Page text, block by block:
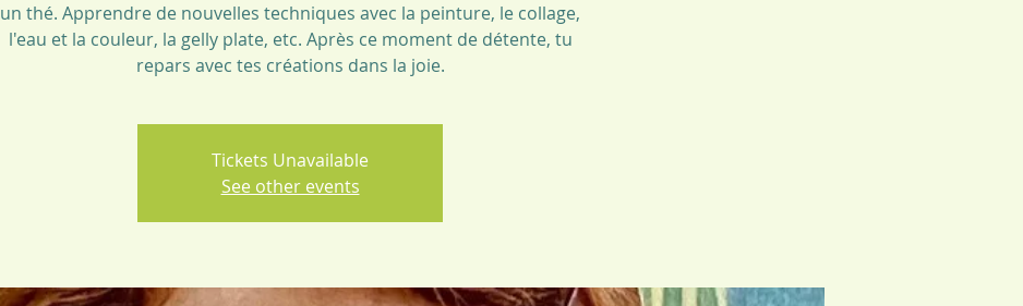
un thé. Apprendre de nouvelles techniques avec la peinture, le collage,
l'eau et la couleur, la gelly plate, etc. Après ce moment de détente, tu
Tickets Unavailable
See other events